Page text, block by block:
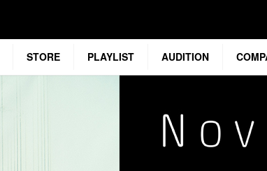
STORE PLAYLIST AUDITION